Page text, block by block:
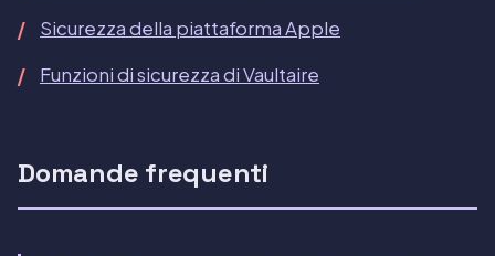
Sicurezza della piattaforma Apple
Funzioni di sicurezza di Vaultaire
Domande frequenti